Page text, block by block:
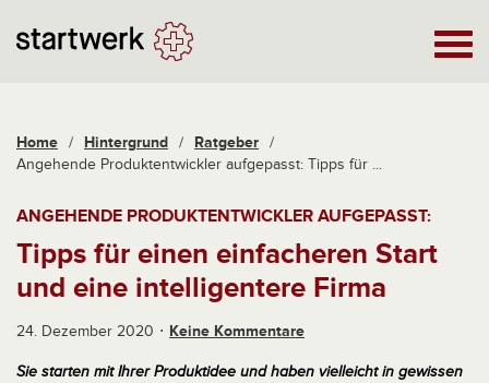
Home / Hintergrund / Ratgeber /
Angehende Produktentwickler aufgepasst: Tipps für ...
ANGEHENDE PRODUKTENTWICKLER AUFGEPASST:
Tipps für einen einfacheren Start
und eine intelligentere Firma
24. Dezember 2020 Keine Kommentare
Sie starten mit Ihrer Produktidee und haben vielleicht in gewissen